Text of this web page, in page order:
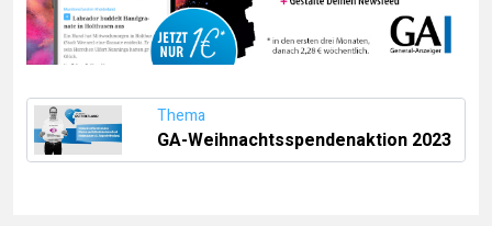
Thema
GA-Weihnachtsspendenaktion 2023